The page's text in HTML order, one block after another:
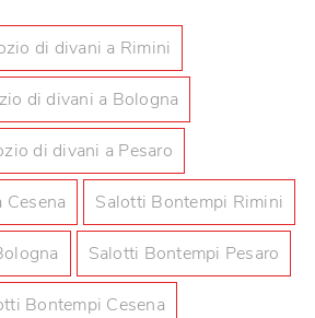
di divani a Rimini
di divani a Bologna
di divani a Pesaro
Salotti Bontempi Rimini
Salotti Bontempi Pesaro
Bontempi Cesena